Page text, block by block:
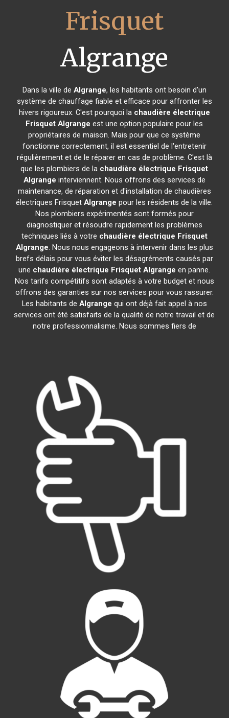
Frisquet
Algrange
Dans la ville de Algrange, les habitants ont besoin d'un
système de chauffage fiable et efficace pour affronter les
hivers rigoureux. C'est pourquoi la chaudière électrique
Frisquet Algrange est une option populaire pour les
propriétaires de maison. Mais pour que ce système
fonctionne correctement, il est essentiel de l'entretenir
régulièrement et de le réparer en cas de problème. C'est là
que les plombiers de la chaudière électrique Frisquet
Algrange interviennent. Nous offrons des services de
maintenance, de réparation et d'installation de chaudières
électriques FrisquetAlgrange pour les résidents de la ville.
Nos plombiers expérimentés sont formés pour
diagnostiquer et résoudre rapidement les problèmes
techniques liés à votre chaudière électrique Frisquet
Algrange. Nous nous engageons à intervenir dans les plus
brefs délais pour vous éviter les désagréments causés par
une chaudière électrique Frisquet Algrange en panne.
Nos tarifs compétitifs sont adaptés à votre budget et nous
offrons des garanties sur nos services pour vous rassurer.
Les habitants de Algrange qui ont déjà fait appel à nos
services ont été satisfaits de la qualité de notre travail et de
notre professionnalisme. Nous sommes fiers de